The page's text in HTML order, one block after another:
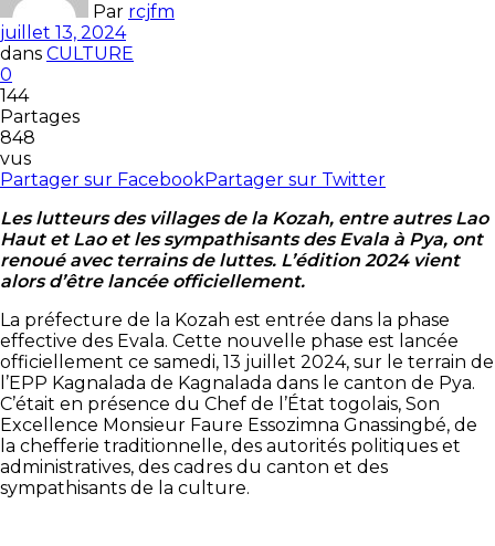
Par rcjfm
juillet 13, 2024
dans CULTURE
0
144
Partages
848
vus
Partager sur FacebookPartager sur Twitter
Les lutteurs des villages de la Kozah, entre autres Lao
Haut et Lao et les sympathisants des Evala à Pya, ont
renoué avec terrains de luttes. L’édition 2024 vient
alors d’être lancée officiellement.
La préfecture de la Kozah est entrée dans la phase
effective des Evala. Cette nouvelle phase est lancée
officiellement ce samedi, 13 juillet 2024, sur le terrain de
l’EPP Kagnalada de Kagnalada dans le canton de Pya.
C’était en présence du Chef de l’État togolais, Son
Excellence Monsieur Faure Essozimna Gnassingbé, de
la chefferie traditionnelle, des autorités politiques et
administratives, des cadres du canton et des
sympathisants de la culture.